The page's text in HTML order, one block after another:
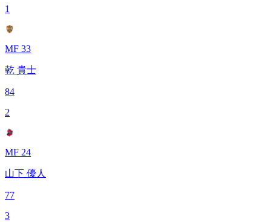
1
MF 33
乾 貴士
84
2
MF 24
山下 優人
77
3